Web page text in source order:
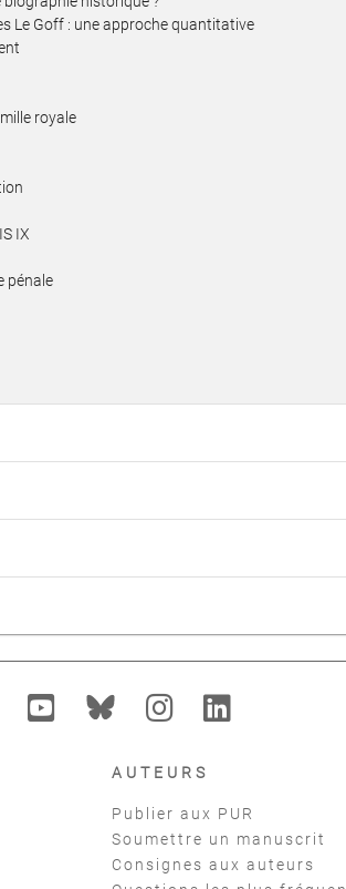
Le Goff : une approche quantitative
royale
IX
pénale
AUTEURS
Publier aux PUR
Soumettre un manuscrit
Consignes aux auteurs